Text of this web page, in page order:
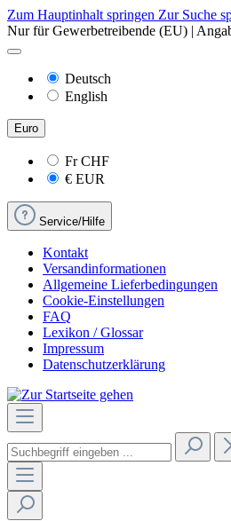
Zum Hauptinhalt springen Zur Suche
Nur für Gewerbetreibende (EU) |
Deutsch
English
Euro
FrCHF
€ EUR
Service/Hilfe
Kontakt
Versandinformationen
Allgemeine Lieferbedingungen
Cookie-Einstellungen
FAQ
Lexikon / Glossar
Impressum
Datenschutzerklärung